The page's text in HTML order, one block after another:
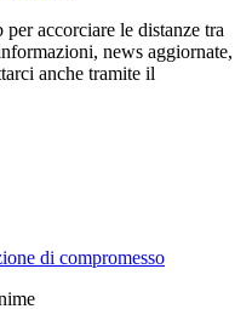
accorciare le distanze tra
news aggiornate,
anche tramite il
di compromesso